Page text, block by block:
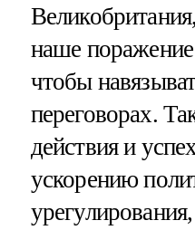
наше поражение
чтобы
переговорах.
действия и
ускорению